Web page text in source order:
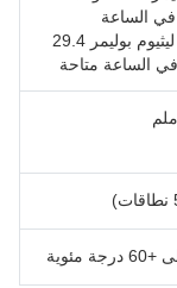
• بطارية احتياطية ليثيوم بوليمر 29.4